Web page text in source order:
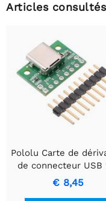
Articles
Pololu Carte de
de connecteur USB
Type-C
€ 8,45